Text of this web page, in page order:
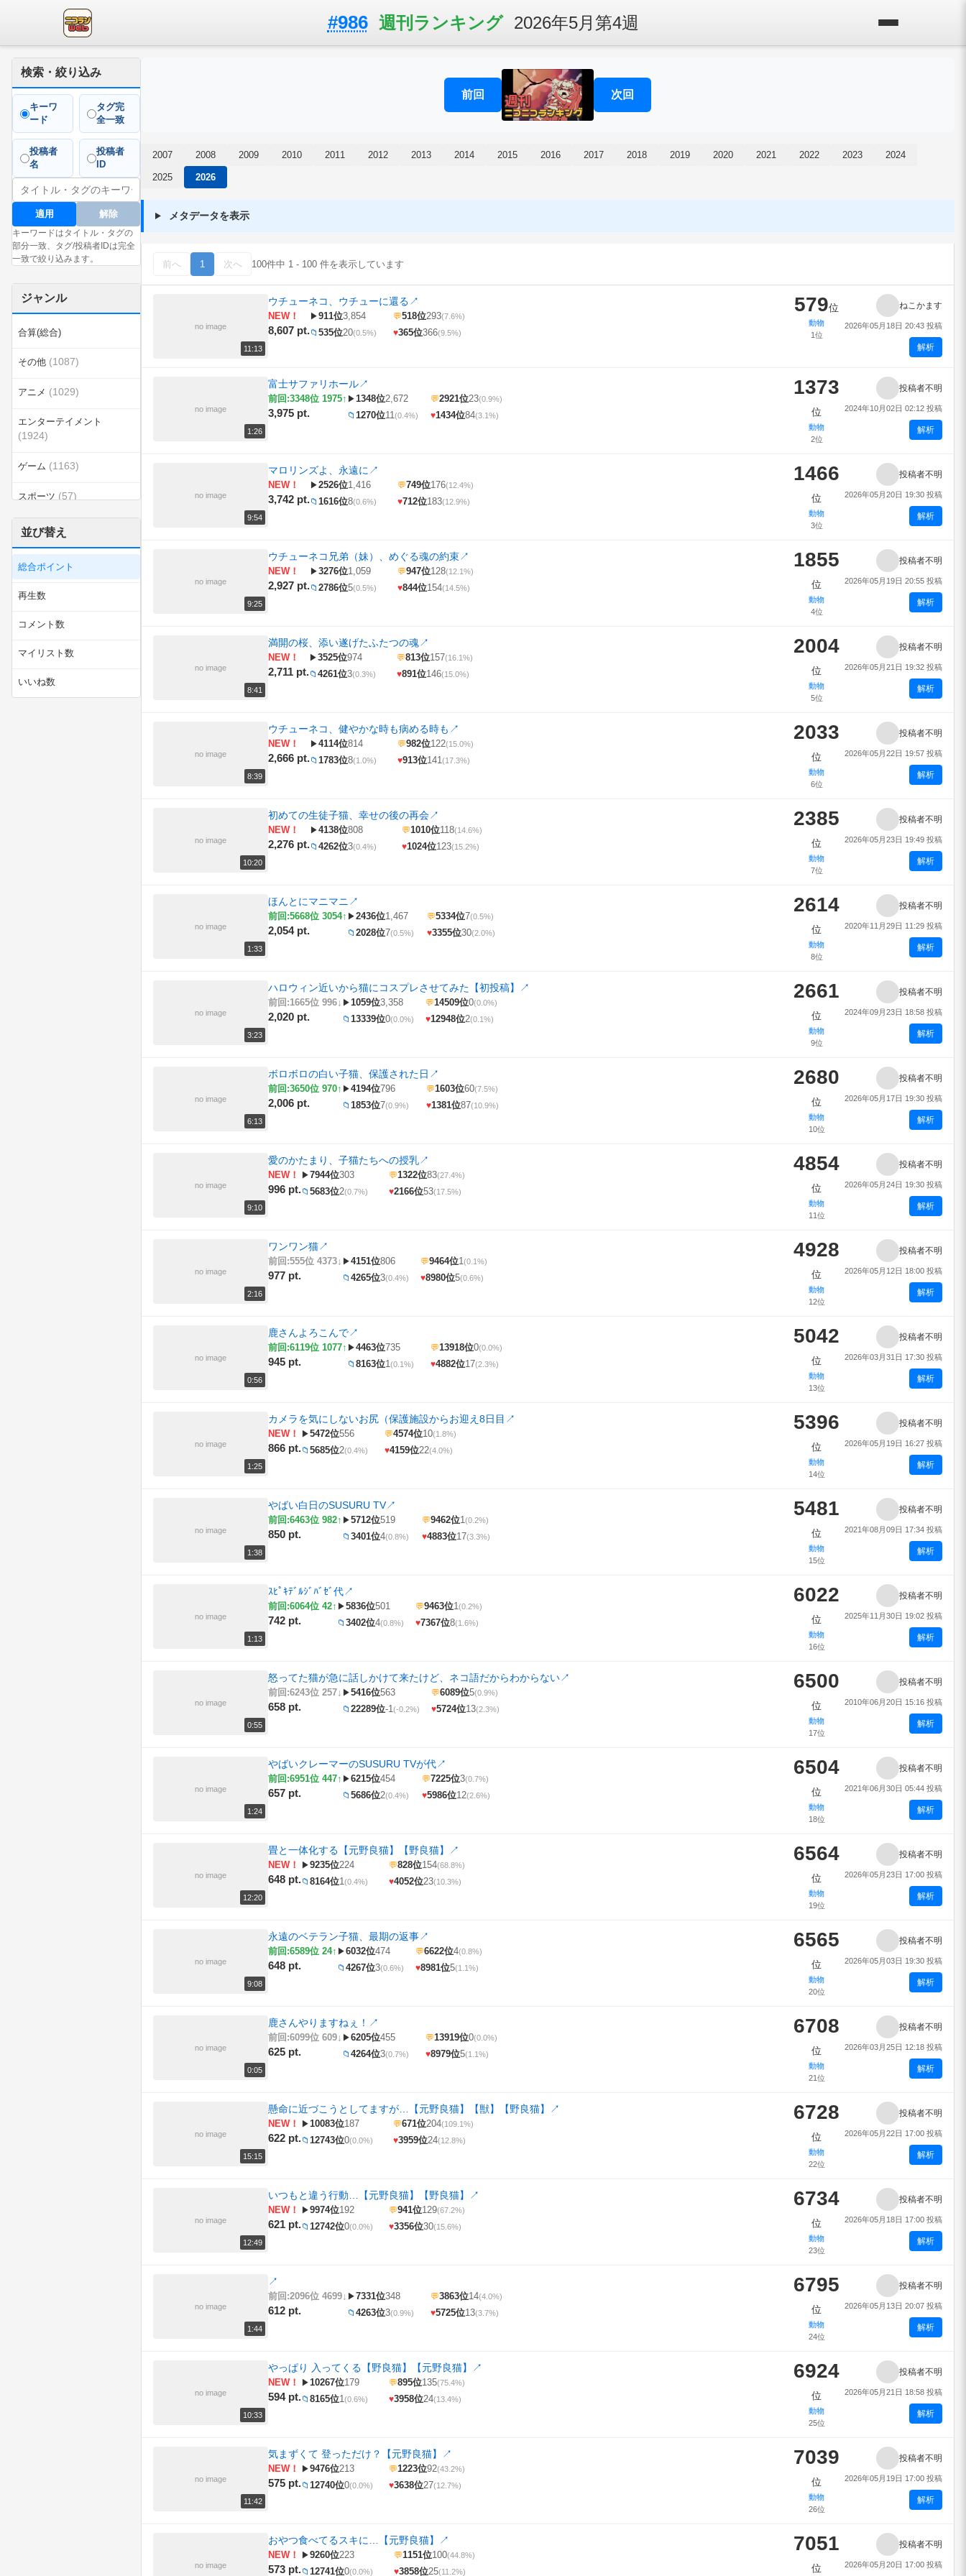
#986 週刊ランキング 2026年5月第4週
検索・絞り込み
キーワ
ード
タグ完
全一致
投稿者
名
投稿者
ID
適用 解除
キーワードはタイトル・タグの
部分一致、タグ/投稿者IDは完全
一致で絞り込みます。
ジャンル
合算(総合)
その他 (1087)
アニメ (1029)
エンターテイメント
(1924)
ゲーム (1163)
スポーツ (57)
ダンス(316)
ラジオ(129)
例のソレ
動物 (53)
技術・工作
並び替え
総合ポイント
再生数
コメント数
マイリスト数
いいね数
前回 次回
2007 2008 2009 2010 2011 2012 2013 2014 2015 2016 2017 2018 2019 2020 2021 2022 2023 2024
2025 2026
メタデータを表示
前へ 1 次へ 100件中 1 - 100 件を表示しています
no image
11:13
ウチューネコ、ウチューに還る↗
NEW！
8,607 pt.
▶911位3,854 💬518位293(7.6%)
📁 535位20(0.5%) ♥365位366(9.5%)
579位
動物
1位
ねこかます
2026年05月18日 20:43 投稿
解析
no image
1:26
富士サファリホール↗
前回:3348位 1975↑
3,975 pt.
▶1348位2,672 💬2921位23(0.9%)
📁 1270位11(0.4%) ♥1434位84(3.1%)
1373
位
動物
2位
投稿者不明
2024年10月02日 02:12 投稿
解析
no image
9:54
マロリンズよ、永遠に ↗
NEW！
3,742 pt.
▶2526位1,416 💬749位176(12.4%)
📁 1616位8(0.6%) ♥712位183(12.9%)
1466
位
動物
3位
投稿者不明
2026年05月20日 19:30 投稿
解析
no image
9:25
ウチューネコ兄弟（妹）、めぐる魂の約束↗
NEW！
2,927 pt.
▶3276位1,059 💬947位128(12.1%)
📁 2786位5(0.5%) ♥844位154(14.5%)
1855
位
動物
4位
投稿者不明
2026年05月19日 20:55 投稿
解析
no image
8:41
満開の桜、添い遂げたふたつの魂↗
NEW！
2,711 pt.
▶3525位974 💬813位157(16.1%)
📁 4261位3(0.3%) ♥891位146(15.0%)
2004
位
動物
5位
投稿者不明
2026年05月21日 19:32 投稿
解析
no image
8:39
ウチューネコ、健やかな時も病める時も ↗
NEW！
2,666 pt.
▶4114位814 💬982位122(15.0%)
📁 1783位8(1.0%) ♥913位141(17.3%)
2033
位
動物
6位
投稿者不明
2026年05月22日 19:57 投稿
解析
no image
10:20
初めての生徒子猫、幸せの後の再会↗
NEW！
2,276 pt.
▶4138位808 💬1010位118(14.6%)
📁 4262位3(0.4%) ♥1024位123(15.2%)
2385
位
動物
7位
投稿者不明
2026年05月23日 19:49 投稿
解析
no image
1:33
ほんとにマニマニ ↗
前回:5668位 3054↑
2,054 pt.
▶2436位1,467 💬5334位7(0.5%)
📁 2028位7(0.5%) ♥3355位30(2.0%)
2614
位
動物
8位
投稿者不明
2020年11月29日 11:29 投稿
解析
no image
3:23
ハロウィン近いから猫にコスプレさせてみた【初投稿】 ↗
前回:1665位 996↓
2,020 pt.
▶1059位3,358 💬14509位0(0.0%)
📁 13339位0(0.0%) ♥12948位2(0.1%)
2661
位
動物
9位
投稿者不明
2024年09月23日 18:58 投稿
解析
no image
6:13
ボロボロの白い子猫、保護された日 ↗
前回:3650位 970↑
2,006 pt.
▶4194位796 💬1603位60(7.5%)
📁 1853位7(0.9%) ♥1381位87(10.9%)
2680
位
動物
10位
投稿者不明
2026年05月17日 19:30 投稿
解析
no image
9:10
愛のかたまり、子猫たちへの授乳↗
NEW！
996 pt.
▶7944位303 💬1322位83(27.4%)
📁 5683位2(0.7%) ♥2166位53(17.5%)
4854
位
動物
11位
投稿者不明
2026年05月24日 19:30 投稿
解析
no image
2:16
ワンワン猫↗
前回:555位 4373↓
977 pt.
▶4151位806 💬9464位1(0.1%)
📁 4265位3(0.4%) ♥8980位5(0.6%)
4928
位
動物
12位
投稿者不明
2026年05月12日 18:00 投稿
解析
no image
0:56
鹿さんよろこんで↗
前回:6119位 1077↑
945 pt.
▶4463位735 💬13918位0(0.0%)
📁 8163位1(0.1%) ♥4882位17(2.3%)
5042
位
動物
13位
投稿者不明
2026年03月31日 17:30 投稿
解析
no image
1:25
カメラを気にしないお尻（保護施設からお迎え8日目 ↗
NEW！
866 pt.
▶5472位556 💬4574位10(1.8%)
📁 5685位2(0.4%) ♥4159位22(4.0%)
5396
位
動物
14位
投稿者不明
2026年05月19日 16:27 投稿
解析
no image
1:38
やばい白日のSUSURU TV↗
前回:6463位 982↑
850 pt.
▶5712位519 💬9462位1(0.2%)
📁 3401位4(0.8%) ♥4883位17(3.3%)
5481
位
動物
15位
投稿者不明
2021年08月09日 17:34 投稿
解析
no image
1:13
ｽﾋﾟｷﾃﾞﾙｼﾞﾊﾞｾﾞ代↗
前回:6064位 42↑
742 pt.
▶5836位501 💬9463位1(0.2%)
📁 3402位4(0.8%) ♥7367位8(1.6%)
6022
位
動物
16位
投稿者不明
2025年11月30日 19:02 投稿
解析
no image
0:55
怒ってた猫が急に話しかけて来たけど、ネコ語だからわからない↗
前回:6243位 257↓
658 pt.
▶5416位563 💬6089位5(0.9%)
📁 22289位-1(-0.2%) ♥5724位13(2.3%)
6500
位
動物
17位
投稿者不明
2010年06月20日 15:16 投稿
解析
no image
1:24
やばいクレーマーのSUSURU TVが代↗
前回:6951位 447↑
657 pt.
▶6215位454 💬7225位3(0.7%)
📁 5686位2(0.4%) ♥5986位12(2.6%)
6504
位
動物
18位
投稿者不明
2021年06月30日 05:44 投稿
解析
no image
12:20
畳と一体化する【元野良猫】【野良猫】 ↗
NEW！
648 pt.
▶9235位224 💬828位154(68.8%)
📁 8164位1(0.4%) ♥4052位23(10.3%)
6564
位
動物
19位
投稿者不明
2026年05月23日 17:00 投稿
解析
no image
9:08
永遠のベテラン子猫、最期の返事↗
前回:6589位 24↑
648 pt.
▶6032位474 💬6622位4(0.8%)
📁 4267位3(0.6%) ♥8981位5(1.1%)
6565
位
動物
20位
投稿者不明
2026年05月03日 19:30 投稿
解析
no image
0:05
鹿さんやりますねぇ！ ↗
前回:6099位 609↓
625 pt.
▶6205位455 💬13919位0(0.0%)
📁 4264位3(0.7%) ♥8979位5(1.1%)
6708
位
動物
21位
投稿者不明
2026年03月25日 12:18 投稿
解析
no image
15:15
懸命に近づこうとしてますが…【元野良猫】【獣】【野良猫】 ↗
NEW！
622 pt.
▶10083位187 💬671位204(109.1%)
📁 12743位0(0.0%) ♥3959位24(12.8%)
6728
位
動物
22位
投稿者不明
2026年05月22日 17:00 投稿
解析
no image
12:49
いつもと違う行動…【元野良猫】【野良猫】 ↗
NEW！
621 pt.
▶9974位192 💬941位129(67.2%)
📁 12742位0(0.0%) ♥3356位30(15.6%)
6734
位
動物
23位
投稿者不明
2026年05月18日 17:00 投稿
解析
no image
1:44
↗
前回:2096位 4699↓
612 pt.
▶7331位348 💬3863位14(4.0%)
📁 4263位3(0.9%) ♥5725位13(3.7%)
6795
位
動物
24位
投稿者不明
2026年05月13日 20:07 投稿
解析
no image
10:33
やっぱり 入ってくる【野良猫】【元野良猫】 ↗
NEW！
594 pt.
▶10267位179 💬895位135(75.4%)
📁 8165位1(0.6%) ♥3958位24(13.4%)
6924
位
動物
25位
投稿者不明
2026年05月21日 18:58 投稿
解析
no image
11:42
気まずくて 登っただけ？【元野良猫】 ↗
NEW！
575 pt.
▶9476位213 💬1223位92(43.2%)
📁 12740位0(0.0%) ♥3638位27(12.7%)
7039
位
動物
26位
投稿者不明
2026年05月19日 17:00 投稿
解析
no image
おやつ食べてるスキに…【元野良猫】 ↗
NEW！
573 pt.
▶9260位223 💬1151位100(44.8%)
📁 12741位0(0.0%) ♥3858位25(11.2%)
7051
位
投稿者不明
2026年05月20日 17:00 投稿